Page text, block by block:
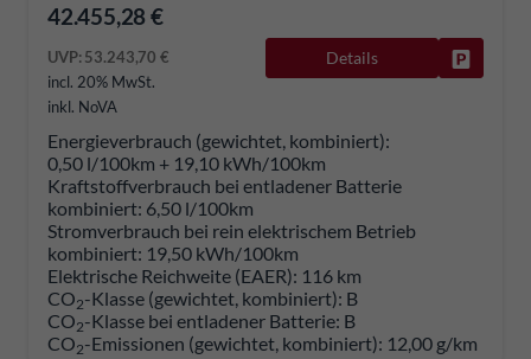
42.455,28 €
UVP:53.243,70 €
incl. 20% MwSt.
inkl. NoVA
Details
Energieverbrauch (gewichtet, kombiniert):
0,50 l/100km + 19,10 kWh/100km
Kraftstoffverbrauch bei entladener Batterie
kombiniert: 6,50 l/100km
Stromverbrauch bei rein elektrischem Betrieb
kombiniert: 19,50 kWh/100km
Elektrische Reichweite (EAER): 116 km
CO2-Klasse (gewichtet, kombiniert): B
CO2-Klasse bei entladener Batterie: B
CO2-Emissionen (gewichtet, kombiniert): 12,00 g/km